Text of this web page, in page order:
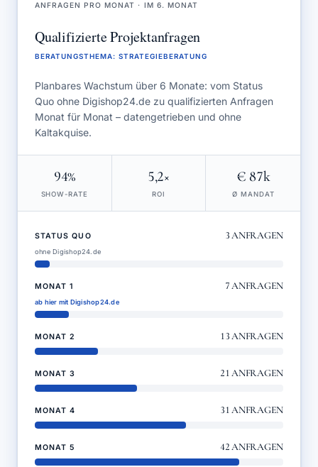
ANFRAGEN PRO MONAT · IM 6. MONAT
Qualifizierte Projektanfragen
BERATUNGSTHEMA: STRATEGIEBERATUNG
Planbares Wachstum über 6 Monate: vom Status
Quo ohne Digishop24.de zu qualifizierten Anfragen
Monat für Monat – datengetrieben und ohne
Kaltakquise.
94%
SHOW-RATE
5,2×
ROI
€ 87k
Ø MANDAT
STATUS QUO 3ANFRAGEN
ohne Digishop24.de
MONAT 1 7ANFRAGEN
ab hier mit Digishop24.de
MONAT 2 13ANFRAGEN
MONAT 3 21ANFRAGEN
MONAT 4 31ANFRAGEN
MONAT 5 42ANFRAGEN